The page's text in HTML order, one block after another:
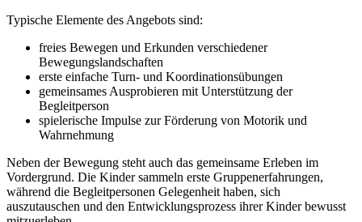
Typische Elemente des Angebots sind:
freies Bewegen und Erkunden verschiedener
Bewegungslandschaften
erste einfache Turn‑ und Koordinationsübungen
gemeinsames Ausprobieren mit Unterstützung der
Begleitperson
spielerische Impulse zur Förderung von Motorik und
Wahrnehmung
Neben der Bewegung steht auch das gemeinsame Erleben im
Vordergrund. Die Kinder sammeln erste Gruppenerfahrungen,
während die Begleitpersonen Gelegenheit haben, sich
auszutauschen und den Entwicklungsprozess ihrer Kinder bewusst